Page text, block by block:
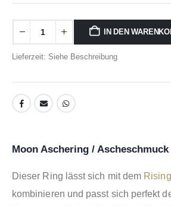
IN DEN
Lieferzeit: Siehe Beschreibung
Moon Aschering / Ascheschmuck
Dieser Ring lässt sich mit dem
kombinieren und passt sich perfekt